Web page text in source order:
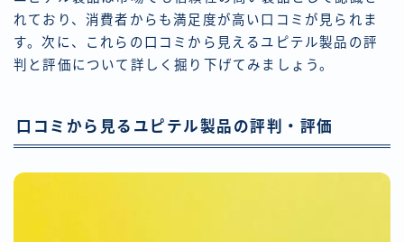
れており、消費者からも満足度が高い口コミが見られま
す。次に、これらの口コミから見えるユピテル製品の評
判と評価について詳しく掘り下げてみましょう。
口コミから見るユピテル製品の評判・評価